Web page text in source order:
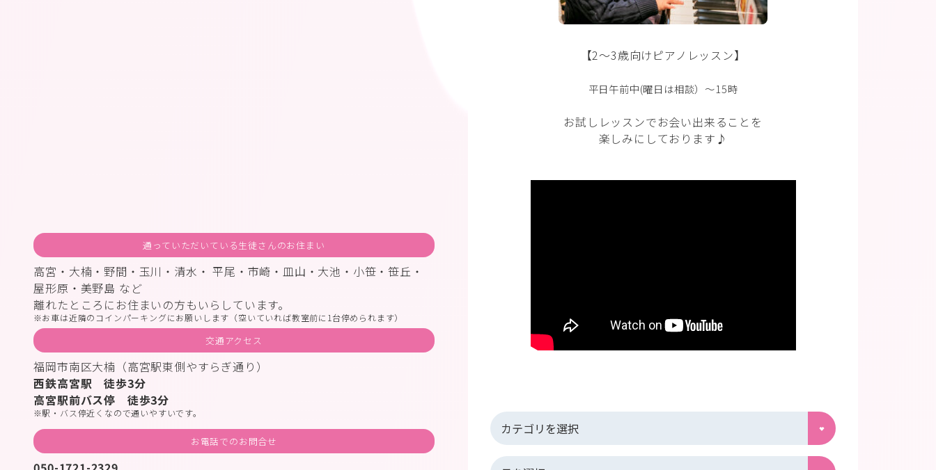
【2〜3歳向けピアノレッスン】
平日午前中(曜日は相談）〜15時
お試しレッスンでお会い出来ることを
楽しみにしております♪
通っていただいている生徒さんのお住まい
高宮・大楠・野間・玉川・清水・ 平尾・市崎・皿山・大池・小笹・笹丘・
屋形原・美野島 など
離れたところにお住まいの方もいらしています。
お車は近隣のコインパーキングにお願いします（空いていれば教室前に1台停められます）
交通アクセス
福岡市南区大楠（高宮駅東側やすらぎ通り）
西鉄高宮駅 徒歩3分
高宮駅前バス停 徒歩3分
駅・バス停近くなので通いやすいです。
お電話でのお問合せ